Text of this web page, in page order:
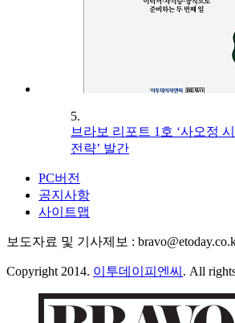
5.
브라보 리포트 1호 ‘사오정
전략’ 발간
PC버전
공지사항
사이트맵
보도자료 및 기사제보 :
Copyright 2014. 이투데이피엔씨 . All